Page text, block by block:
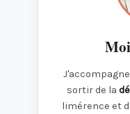
sortir de la
limérence et